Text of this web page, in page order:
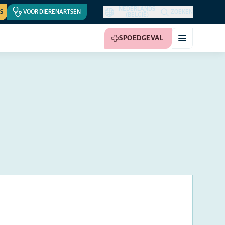
VOOR DIERENARTSEN
NEDERLANDS
(BELGIË)
ZOEKEN
SPOEDGEVAL